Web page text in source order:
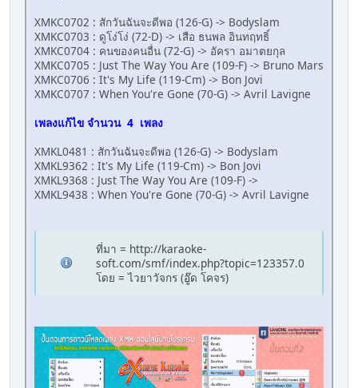
XMKC0702 : สักวันฉันจะดีพอ (126-G) -> Bodyslam
XMKC0703 : ดูโง่โง่ (72-D) -> เสือ ธนพล อินทฤทธิ์
XMKC0704 : คนของคนอื่น (72-G) -> อัครา อมาตยกุล
XMKC0705 : Just The Way You Are (109-F) -> Bruno Mars
XMKC0706 : It's My Life (119-Cm) -> Bon Jovi
XMKC0707 : When You're Gone (70-G) -> Avril Lavigne
เพลงแก้ไข จำนวน 4 เพลง
XMKL0481 : สักวันฉันจะดีพอ (126-G) -> Bodyslam
XMKL9362 : It's My Life (119-Cm) -> Bon Jovi
XMKL9368 : Just The Way You Are (109-F) ->
XMKL9438 : When You're Gone (70-G) -> Avril Lavigne
ที่มา = http://karaoke-
soft.com/smf/index.php?topic=123357.0
โดย = ไวยาวัจกร (อู๊ด โคจร)